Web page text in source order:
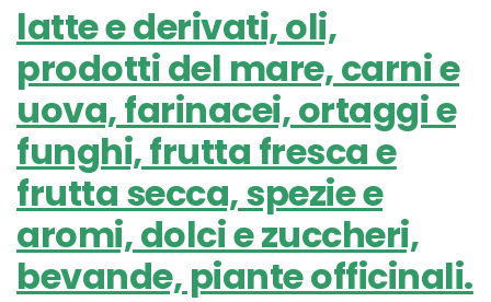
latte e derivati, oli,
prodotti del mare, carni e
uova, farinacei, ortaggi e
funghi, frutta fresca e
frutta secca, spezie e
aromi, dolci e zuccheri,
bevande, piante officinali.